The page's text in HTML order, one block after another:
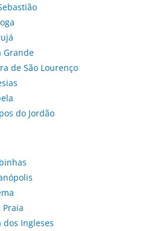
Grande
de São Lourenço
do Jordão
dos Ingleses